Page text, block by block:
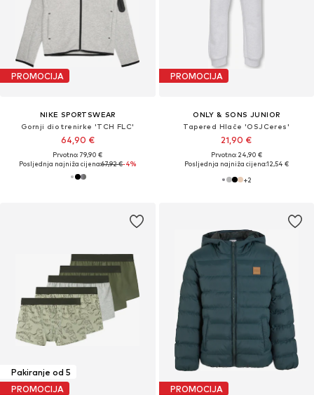
PROMOCIJA
NIKE SPORTSWEAR
Gornji dio trenirke 'TCH FLC'
64,90 €
Prvotno: 79,90 €
Posljednja najniža cijena:67,92 €-4%
PROMOCIJA
ONLY & SONS JUNIOR
Tapered Hlače 'OSJCeres'
21,90 €
Prvotno: 24,90 €
Posljednja najniža cijena:12,54 €
+2
Pakiranje od 5
PROMOCIJA
PROMOCIJA